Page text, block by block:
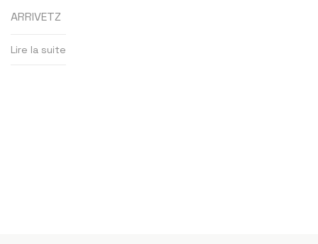
ARRIVETZ
Lire la suite